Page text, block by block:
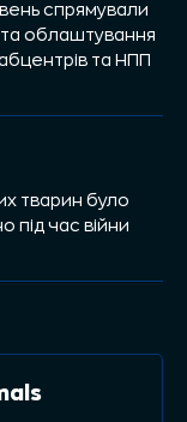
спрямували
та облаштування
та НПП
тварин було
під час війни